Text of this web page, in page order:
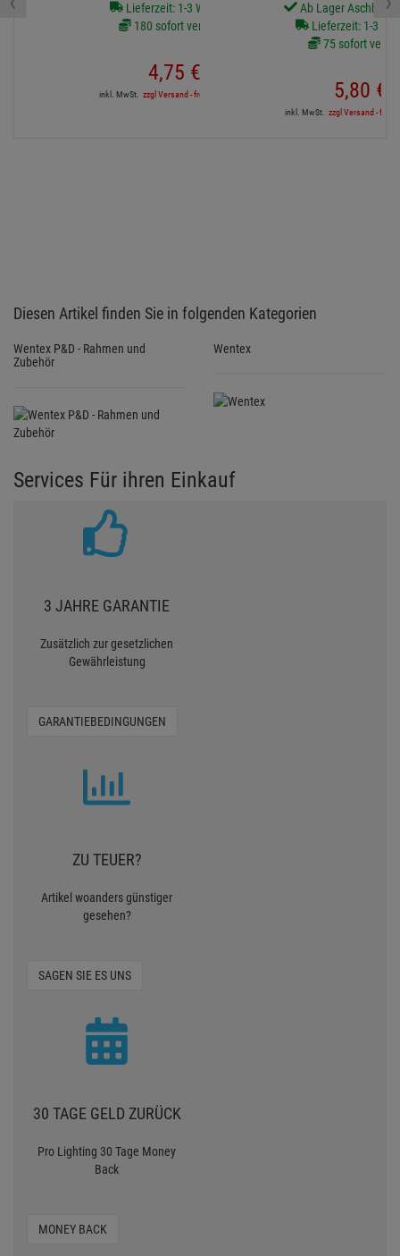
Lieferzeit: 1-3 Werktage
180 sofort verfügbar
4,75 €
inkl. MwSt. zzgl Versand - frei ab 90,-€ in DE
Ab Lager
Lieferzeit: 1-3
75 sofort
5,80 €
inkl. MwSt. zzgl Versand - frei
Diesen Artikel finden Sie in folgenden Kategorien
Wentex P&D - Rahmen und
Zubehör
Wentex
Services Für ihren Einkauf
3 JAHRE GARANTIE
Zusätzlich zur gesetzlichen
Gewährleistung
GARANTIEBEDINGUNGEN
ZU TEUER?
Artikel woanders günstiger
gesehen?
SAGEN SIE ES UNS
30 TAGE GELD ZURÜCK
Pro Lighting 30 Tage Money
Back
MONEY BACK